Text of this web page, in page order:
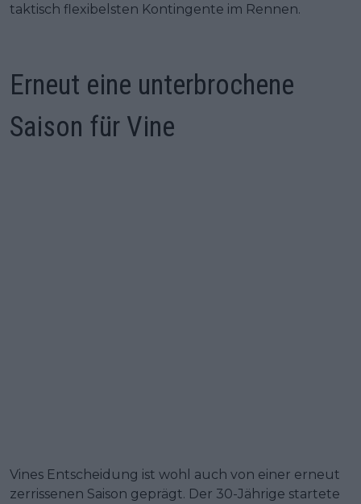
taktisch flexibelsten Kontingente im Rennen.
Erneut eine unterbrochene
Saison für Vine
Vines Entscheidung ist wohl auch von einer erneut
zerrissenen Saison geprägt. Der 30-Jährige startete